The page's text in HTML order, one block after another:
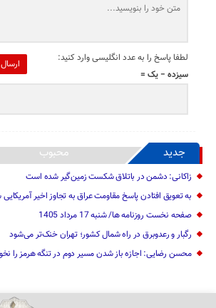
لطفا پاسخ را به عدد انگلیسی وارد کنید:
سیزده − یک =
جدید محبوب
زاکانی: دشمن در باتلاق شکست زمین‌گیر شده است
به تعویق افتادن پاسخ مقاومت عراق به تجاوز اخیر
صفحه نخست روزنامه ها/ شنبه 17 مرداد 1405
رگبار و رعدوبرق در راه شمال کشور؛ تهران خنک‌تر می‌شود
محسن رضایی: اجازه باز شدن مسیر دوم در تنگه هرمز را